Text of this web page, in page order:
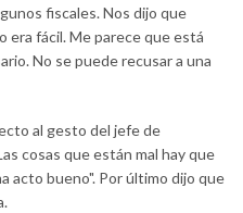
fiscales. Nos dijo que
era fácil. Me parece que está
No se puede recusar a una
al gesto del jefe de
cosas que están mal hay que
acto bueno". Por último dijo que